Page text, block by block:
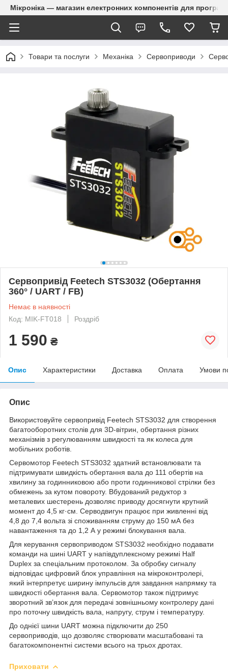
Мікроніка — магазин електронних компонентів для
Товари та послуги Механіка Сервоприводи
Сервопривід Feetech STS3032 (Обертання
360° / UART / FB)
Немає в наявності
Код: MIK-FT018
Роздріб
1 590 ₴
Опис Характеристики Доставка Оплата Умови
Опис
Використовуйте сервопривід Feetech STS3032 для створення
багатооборотних столів для 3D-вітрин, обертання різних
механізмів з регулюванням швидкості та як колеса для
мобільних роботів.
Сервомотор Feetech STS3032 здатний встановлювати та
підтримувати швидкість обертання вала до 111 обертів на
хвилину за годинниковою або проти годинникової стрілки без
обмежень за кутом повороту. Вбудований редуктор з
металевих шестерень дозволяє приводу досягнути крутний
момент до 4,5 кг·см. Серводвигун працює при живленні від
4,8 до 7,4 вольта зі споживанням струму до 150 мА без
навантаження та до 1,2 А у режимі блокування вала.
Для керування сервоприводом STS3032 необхідно подавати
команди на шині UART у напівдуплексному режимі Half
Duplex за спеціальним протоколом. За обробку сигналу
відповідає цифровий блок управління на мікроконтролері,
який інтерпретує ширину імпульсів для завдання напрямку та
швидкості обертання вала. Сервомотор також підтримує
зворотний зв’язок для передачі зовнішньому контролеру дані
про поточну швидкість вала, напругу, струм і температуру.
До однієї шини UART можна підключити до 250
сервоприводів, що дозволяє створювати масштабовані та
багатокомпонентні системи всього на трьох дротах.
Приховати